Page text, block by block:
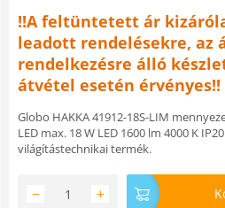
!!A feltüntetett ár
leadott rendelésekre, az
rendelkezésre álló
átvétel esetén érvényes!!
Globo HAKKA 41912-18S-LIM
LED max. 18 W LED 1600 lm 4000 K
világítástechnikai termék.
+
−